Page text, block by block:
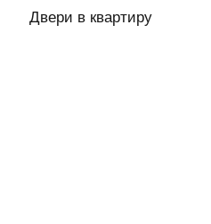
Двери в квартиру